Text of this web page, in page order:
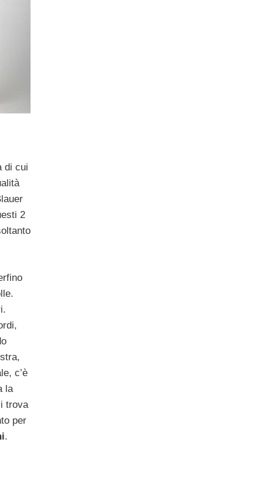
di cui
2
c’è
la
trova
per
.